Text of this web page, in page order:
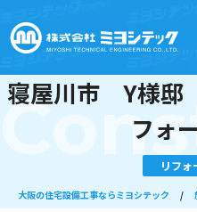
寝屋川市 Y様邸
フォ
リフォ
大阪の住宅設備工事ならミヨシテック /